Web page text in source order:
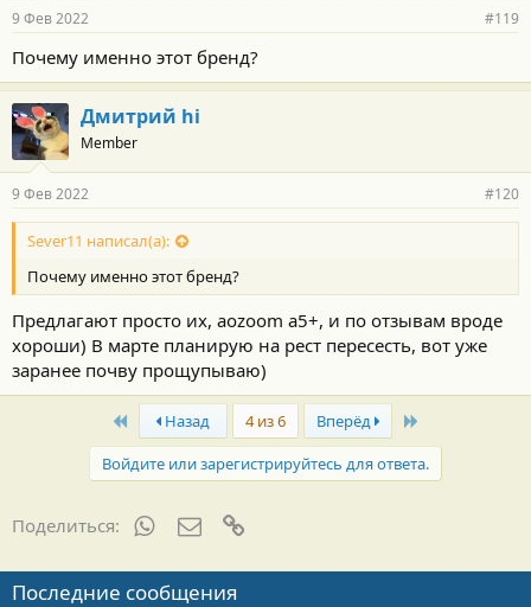
9 Фев 2022 #119
Почему именно этот бренд?
Дмитрий hi
Member
9 Фев 2022 #120
Sever11 написал(а):
Почему именно этот бренд?
Предлагают просто их, aozoom a5+, и по отзывам вроде
хороши) В марте планирую на рест пересесть, вот уже
заранее почву прощупываю)
First Назад 4 из 6 Вперёд
Войдите или зарегистрируйтесь для ответа.
Поделиться: WhatsAppЭлектронная почта
Последние сообщения